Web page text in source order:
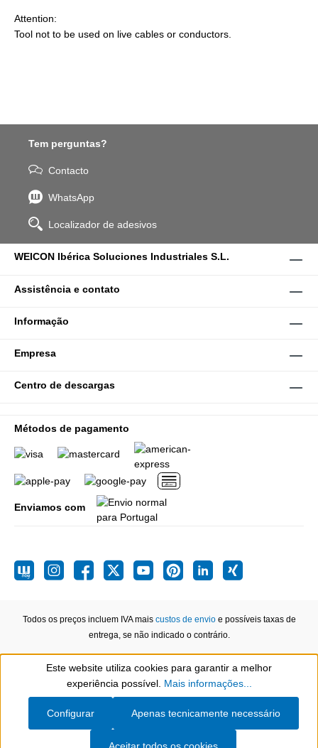
Attention:
Tool not to be used on live cables or conductors.
Tem perguntas?
Contacto
WhatsApp
Localizador de adesivos
WEICON Ibérica Soluciones Industriales S.L.
Assistência e contato
Informação
Empresa
Centro de descargas
Métodos de pagamento
Enviamos com
Todos os preços incluem IVA mais custos de envioe possíveis taxas de
entrega, se não indicado o contrário.
Show toolbar
Este website utiliza cookies para garantir a melhor
experiência possível. Mais informações...
Apenas tecnicamente necessário
Configurar